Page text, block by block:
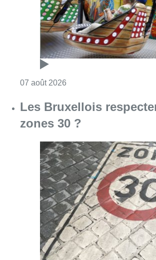
07 août 2026
Les Bruxellois
zones 30 ?